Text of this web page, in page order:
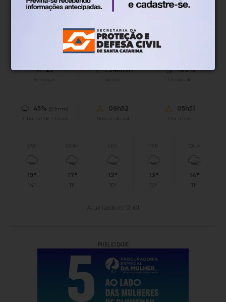
Blumenau, SC
25°
Tempo nublado
Mín.15° Máx.
25°
Sensação
1.34km/h
Vento
100%
Umidade
45% (0.1mm)
Chance de chuva
06h52
Nascer do sol
05h51
Pôr do sol
SÁB
19°
14°
DOM
17°
11°
SEG
12°
10°
TER
13°
10°
QUA
14°
11°
Atualizado às 12h01
PUBLICIDADE